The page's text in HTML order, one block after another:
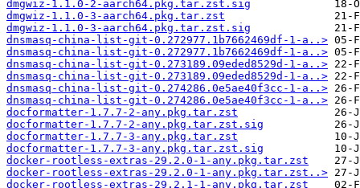
dmgwiz-1.1.0-2-aarch64.pkg.tar.zst.sig
dmgwiz-1.1.0-3-aarch64.pkg.tar.zst
dmgwiz-1.1.0-3-aarch64.pkg.tar.zst.sig
dnsmasq-china-list-git-0.272977.1b7662469df-1-a..>
dnsmasq-china-list-git-0.272977.1b7662469df-1-a..>
dnsmasq-china-list-git-0.273189.09eded8529d-1-a..>
dnsmasq-china-list-git-0.273189.09eded8529d-1-a..>
dnsmasq-china-list-git-0.274286.0e5ae40f3cc-1-a..>
dnsmasq-china-list-git-0.274286.0e5ae40f3cc-1-a..>
docformatter-1.7.7-2-any.pkg.tar.zst
docformatter-1.7.7-2-any.pkg.tar.zst.sig
docformatter-1.7.7-3-any.pkg.tar.zst
docformatter-1.7.7-3-any.pkg.tar.zst.sig
docker-rootless-extras-29.2.0-1-any.pkg.tar.zst
docker-rootless-extras-29.2.0-1-any.pkg.tar.zst..>
docker-rootless-extras-29.2.1-1-any.pkg.tar.zst